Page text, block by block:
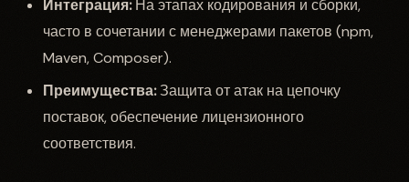
Интеграция:На этапах кодирования и сборки,
часто в сочетании с менеджерами пакетов (npm,
Maven, Composer).
Преимущества:Защита от атак на цепочку
поставок, обеспечение лицензионного
соответствия.